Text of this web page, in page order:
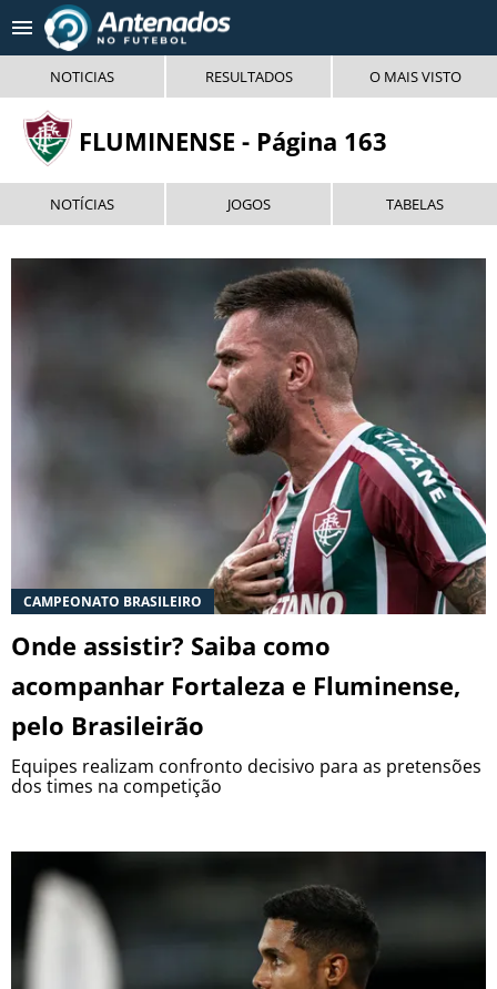
Tendências: Wesley no Cruzeiro? Enzo Díaz é alvo de 2
NOTICIAS RECENTES
MERCADO DA BOLA
COPA 2026
CAMPEONATOS NACIONAIS
FUTEBOL INTERNACIONAL
FUTEBOL FEMININO
BOTAFOGO
CRUZEIRO
INTERNACIONAL
GRÊMIO
VASCO DA GAMA
SOBRE NÓS | CONTATO | APOSTAS
NOTICIAS RESULTADOS O MAIS VISTO
FLUMINENSE - Página 163
NOTÍCIAS JOGOS TABELAS
CAMPEONATO BRASILEIRO
Onde assistir? Saiba como
acompanhar Fortaleza e Fluminense,
pelo Brasileirão
Equipes realizam confronto decisivo para as pretensões
dos times na competição